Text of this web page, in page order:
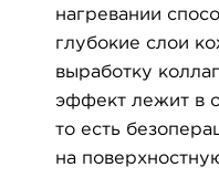
нагревании
глубокие слои
выработку
эффект лежит в
то есть
на